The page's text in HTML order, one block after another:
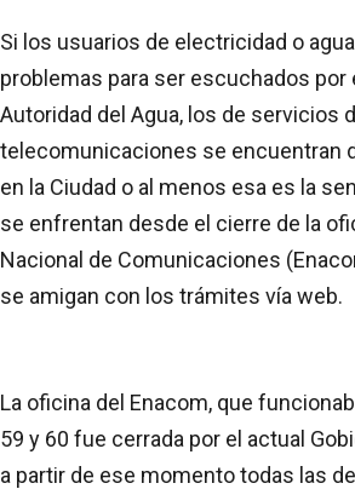
Si los usuarios de electricidad o
problemas para ser escuchados por
Autoridad del Agua, los de servicios
telecomunicaciones se encuentran
en la Ciudad o al menos esa es la
se enfrentan desde el cierre de la
Nacional de Comunicaciones
se amigan con los trámites vía web.
La oficina del Enacom, que
59 y 60 fue cerrada por el actual
a partir de ese momento todas las